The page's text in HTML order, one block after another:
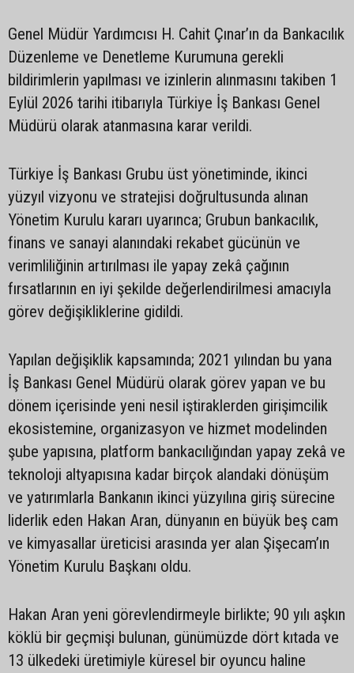
Genel Müdür Yardımcısı H. Cahit Çınar’ın da Bankacılık
Düzenleme ve Denetleme Kurumuna gerekli
bildirimlerin yapılması ve izinlerin alınmasını takiben 1
Eylül 2026 tarihi itibarıyla Türkiye İş Bankası Genel
Müdürü olarak atanmasına karar verildi.
Türkiye İş Bankası Grubu üst yönetiminde, ikinci
yüzyıl vizyonu ve stratejisi doğrultusunda alınan
Yönetim Kurulu kararı uyarınca; Grubun bankacılık,
finans ve sanayi alanındaki rekabet gücünün ve
verimliliğinin artırılması ile yapay zekâ çağının
fırsatlarının en iyi şekilde değerlendirilmesi amacıyla
görev değişikliklerine gidildi.
Yapılan değişiklik kapsamında; 2021 yılından bu yana
İş Bankası Genel Müdürü olarak görev yapan ve bu
dönem içerisinde yeni nesil iştiraklerden girişimcilik
ekosistemine, organizasyon ve hizmet modelinden
şube yapısına, platform bankacılığından yapay zekâ ve
teknoloji altyapısına kadar birçok alandaki dönüşüm
ve yatırımlarla Bankanın ikinci yüzyılına giriş sürecine
liderlik eden Hakan Aran, dünyanın en büyük beş cam
ve kimyasallar üreticisi arasında yer alan Şişecam’ın
Yönetim Kurulu Başkanı oldu.
Hakan Aran yeni görevlendirmeyle birlikte; 90 yılı aşkın
köklü bir geçmişi bulunan, günümüzde dört kıtada ve
13 ülkedeki üretimiyle küresel bir oyuncu haline